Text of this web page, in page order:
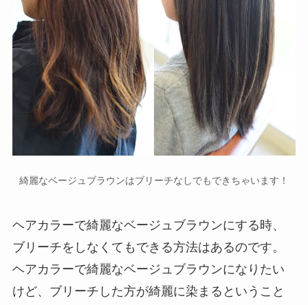
綺麗なベージュブラウンはブリーチなしでもできちゃいます！
ヘアカラーで綺麗なベージュブラウンにする時、
ブリーチをしなくてもできる方法はあるのです。
ヘアカラーで綺麗なベージュブラウンになりたい
けど、ブリーチした方が綺麗に染まるということ